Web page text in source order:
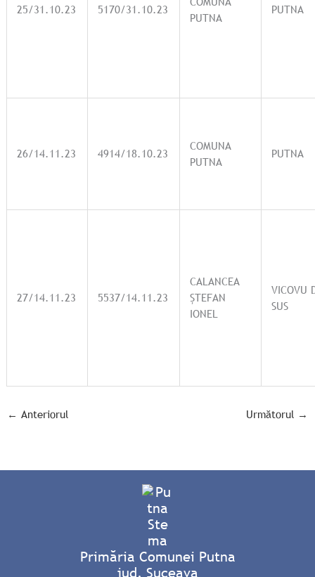
25/31.10.23 5170/31.10.23
PUTNA
PUTNA
26/14.11.23 4914/18.10.23
COMUNA
PUTNA
PUTNA
27/14.11.23 5537/14.11.23
CALANCEA
ȘTEFAN
IONEL
VICOVU
SUS
← Anteriorul Următorul →
Primăria Comunei Putna
jud. Suceava